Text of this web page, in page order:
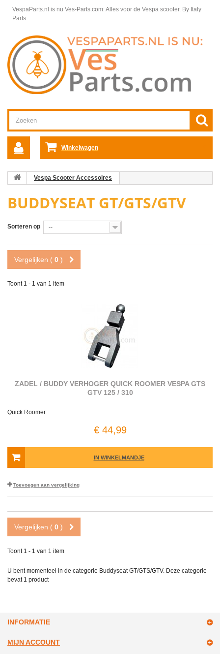
VespaParts.nl is nu Ves-Parts.com: Alles voor de Vespa scooter. By Italy
Parts
Winkelwagen
Vespa Scooter Accessoires
BUDDYSEAT GT/GTS/GTV
Sorteren op --
Vergelijken ( 0 )
Toont 1 - 1 van 1 item
ZADEL / BUDDY VERHOGER QUICK ROOMER VESPA GTS
GTV 125 / 310
Quick Roomer
€ 44,99
IN WINKELMANDJE
Toevoegen aan vergelijking
Vergelijken ( 0 )
Toont 1 - 1 van 1 item
U bent momenteel in de categorie Buddyseat GT/GTS/GTV. Deze categorie
bevat 1 product
INFORMATIE
MIJN ACCOUNT